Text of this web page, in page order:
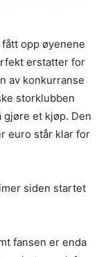
opp øyenene
erstatter for
av konkurranse
storklubben
gjøre et kjøp. Den
euro står klar for
siden startet
fansen er enda